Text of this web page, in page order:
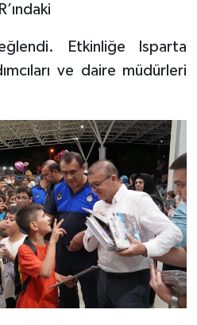
Etkinliğe Isparta
ve daire müdürleri